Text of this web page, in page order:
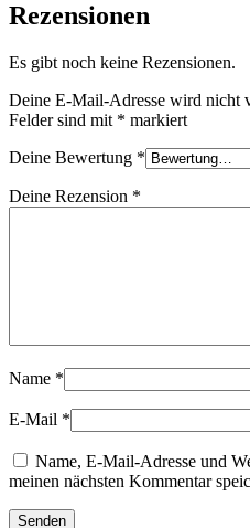
Rezensionen
Es gibt noch keine Rezensionen.
Deine E-Mail-Adresse wird nicht
Felder sind mit * markiert
Deine Bewertung *
Deine Rezension *
Name *
E-Mail *
Name, E-Mail-Adresse und
meinen nächsten Kommentar